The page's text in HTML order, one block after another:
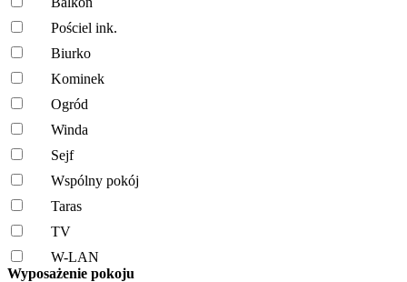
Pościel ink.
Biurko
Kominek
Ogród
Winda
Sejf
Wspólny pokój
Taras
TV
W-LAN
Wyposażenie pokoju